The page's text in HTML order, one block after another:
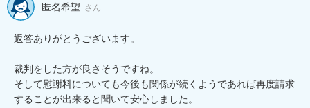
匿名希望 さん
返答ありがとうございます。
裁判をした方が良さそうですね。
そして慰謝料についても今後も関係が続くようであれば再度請求
することが出来ると聞いて安心しました。